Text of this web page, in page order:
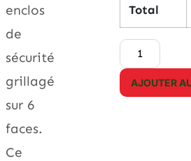
enclos
de
sécurité
grillagé
sur 6
faces.
Ce
Total
AJOUTER